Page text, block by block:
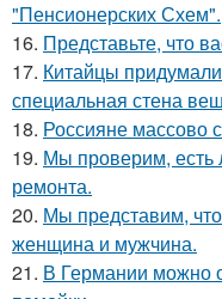
"Пенсионерских Схем".
16. Представьте, что
17. Китайцы
специальная стена
18. Россияне массово
19. Мы проверим, есть
ремонта.
20. Мы представим,
женщина и мужчина.
21. В Германии можно